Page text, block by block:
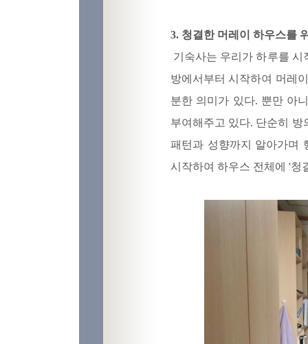
3. 청결한 머레이 하우스를
기숙사는 우리가 하루를
방에서부터 시작하여 머레
분한 의미가 있다. 뿐만 아
부여해주고 있다. 단순히
패턴과 성향까지 알아가며
시작하여 하우스 전체에 '청